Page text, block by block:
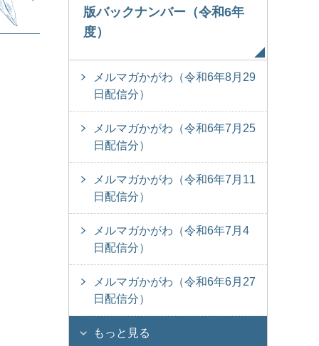
版バックナンバー（令和6年
度）
メルマガかがわ（令和6年8月29
日配信分）
メルマガかがわ（令和6年7月25
日配信分）
メルマガかがわ（令和6年7月11
日配信分）
メルマガかがわ（令和6年7月4
日配信分）
メルマガかがわ（令和6年6月27
日配信分）
もっと見る